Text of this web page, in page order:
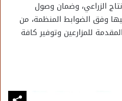
الزراعي، وضمان وصول
وفق الضوابط المنظمة، من
للمزارعين وتوفير كافة